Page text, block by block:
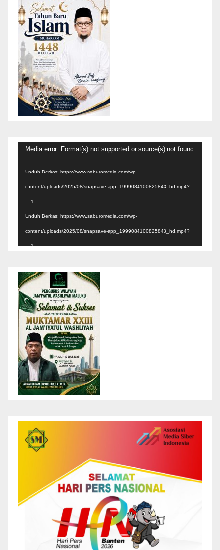
Pemutar
Media error: Format(s) not supported or source(s) not found
Unduh Berkas: https://www.saburomedia.com/wp-
content/uploads/2025/08/snapsave-app_1999084100825843_hd.mp4?
_=1
Unduh Berkas: https://www.saburomedia.com/wp-
content/uploads/2025/08/snapsave-app_1999084100825843_hd.mp4?
_=1